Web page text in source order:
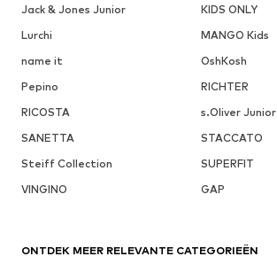
Jack & Jones Junior
KIDS ONLY
Lurchi
MANGO Kids
name it
OshKosh
Pepino
RICHTER
RICOSTA
s.Oliver Junior
SANETTA
STACCATO
Steiff Collection
SUPERFIT
VINGINO
GAP
ONTDEK MEER RELEVANTE CATEGORIEËN